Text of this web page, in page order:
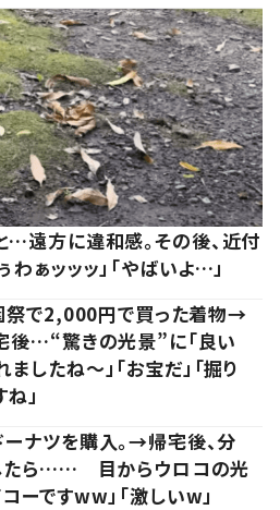
…遠方に違和感。その後、近付
ぁッッッ」「やばいよ…」
祭で2,000円で買った着物→
後…“驚きの光景”に「良い
したね～」「お宝だ」「掘り
」
ーナツを購入。→帰宅後、分
たら…… 目からウロコの光
ーですww」「激しいw」